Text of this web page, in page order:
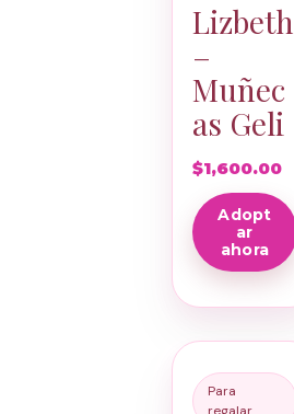
Lizbeth
–
Muñec
as Geli
$1,600.00
Adopt
ar
ahora
Para